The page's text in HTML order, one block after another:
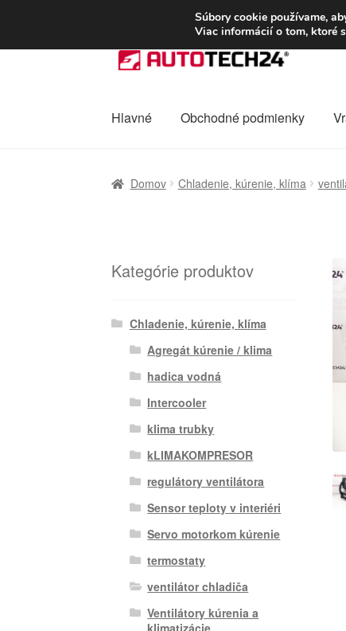
DOPRAVA od 6 EUR
Preskočiť
na
Preskočiť
na
Hlavné Obchodné podmienky
Domov Chladenie, kúrenie, klíma
Kategórie produktov
Chladenie, kúrenie, klíma
Agregát kúrenie / klima
hadica vodná
Intercooler
klima trubky
kLIMAKOMPRESOR
regulátory ventilátora
Sensor teploty v interiéri
Servo motorkom kúrenie
termostaty
ventilátor chladiča
Ventilátory kúrenia a
klimatizácie
Súbory cookie používame,
Viac informácií o tom, ktoré